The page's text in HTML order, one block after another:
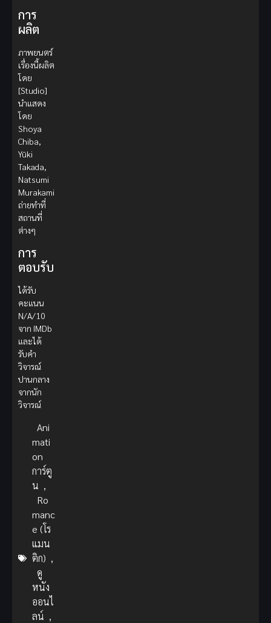
การ
ผลิต
ภาพยนตร์
เรื่องนี้ผลิต
โดย
[Studio]
นำแสดง
โดย
Shoya
Chiba,
Yūki
Takada,
Natsumi
Murakami
ถ่ายทำที่
สถานที่
ต่างๆ
การ
ตอบรับ
ได้รับ
คะแนน
N/A/10
จาก IMDb
และได้
รับคำ
วิจารณ์
ปานกลาง
จากนัก
วิจารณ์
Ani
mati
on
การ์ตู
น ,
Ro
manc
e (โร
แมน
ติก) ,
ดู
หนัง
ออนไ
ลน์ ,